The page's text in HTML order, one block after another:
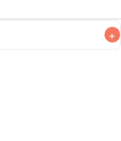
+
お早めにお召し